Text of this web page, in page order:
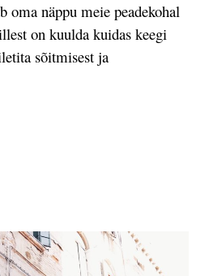
oma näppu meie peadekohal
on kuulda kuidas keegi
sõitmisest ja